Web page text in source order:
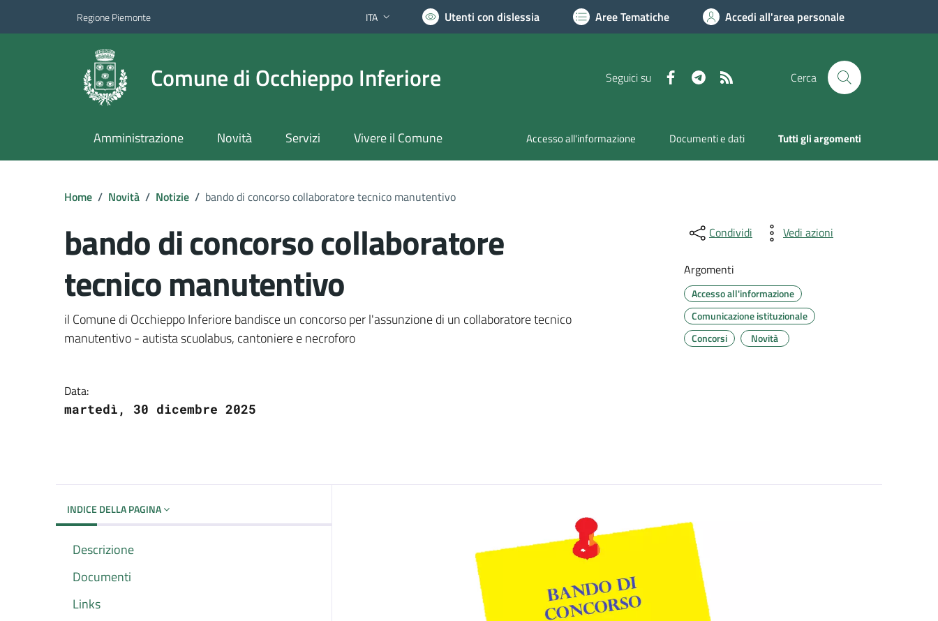
Regione Piemonte Lingua attiva:
ITA Utenti con dislessia Aree Tematiche Accedi all'area personale
Comune di Occhieppo Inferiore Seguici su FacebookTelegram Cerca
Amministrazione Novità Servizi Vivere il Comune Accesso all'informazione Documenti e dati Tutti gli argomenti
Home / Novità / Notizie / bando di concorso collaboratore tecnico manutentivo
bando di concorso collaboratore
tecnico manutentivo
Dettagli del documento
il Comune di Occhieppo Inferiore bandisce un concorso per l'assunzione di un collaboratore tecnico
manutentivo - autista scuolabus, cantoniere e necroforo
Data:
martedì, 30 dicembre 2025
Condividi Vedi azioni
Argomenti
Accesso all'informazione
Comunicazione istituzionale
Concorsi
Novità
INDICE DELLA PAGINA
Descrizione
Documenti
Links